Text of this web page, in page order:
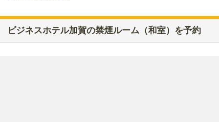
ビジネスホテル加賀の禁煙ルーム（和室）を予約